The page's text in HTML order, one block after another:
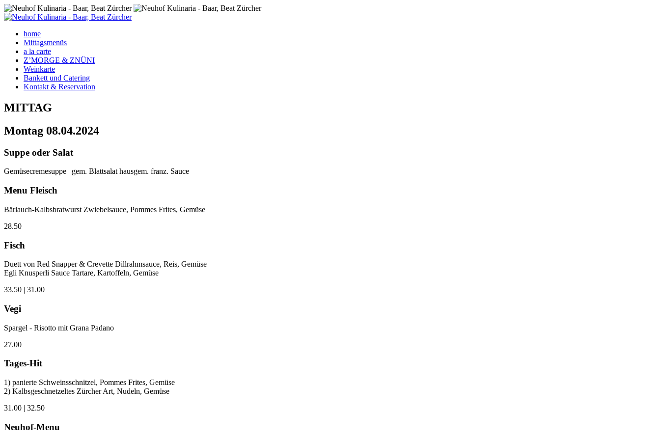
home
Mittagsmenüs
a la carte
Z’MORGE & ZNÜNI
Weinkarte
Bankett und Catering
Kontakt & Reservation
MITTAG
Montag 08.04.2024
Suppe oder Salat
Gemüsecremesuppe | gem. Blattsalat hausgem. franz. Sauce
Menu Fleisch
Bärlauch-Kalbsbratwurst Zwiebelsauce, Pommes Frites, Gemüse
28.50
Fisch
Duett von Red Snapper & Crevette Dillrahmsauce, Reis, Gemüse
Egli Knusperli Sauce Tartare, Kartoffeln, Gemüse
33.50 | 31.00
Vegi
Spargel - Risotto mit Grana Padano
27.00
Tages-Hit
1) panierte Schweinsschnitzel, Pommes Frites, Gemüse
2) Kalbsgeschnetzeltes Zürcher Art, Nudeln, Gemüse
31.00 | 32.50
Neuhof-Menu